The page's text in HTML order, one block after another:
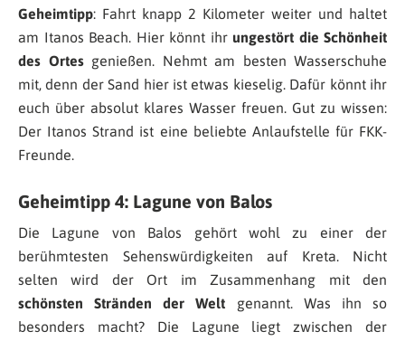
Geheimtipp: Fahrt knapp 2 Kilometer weiter und haltet
am Itanos Beach. Hier könnt ihr ungestört die Schönheit
des Ortesgenießen. Nehmt am besten Wasserschuhe
mit, denn der Sand hier ist etwas kieselig. Dafür könnt ihr
euch über absolut klares Wasser freuen. Gut zu wissen:
Der Itanos Strand ist eine beliebte Anlaufstelle für FKK-
Freunde.
Geheimtipp 4: Lagune von Balos
Die Lagune von Balos gehört wohl zu einer der
berühmtesten Sehenswürdigkeiten auf Kreta. Nicht
selten wird der Ort im Zusammenhang mit den
schönsten Stränden der Welt genannt. Was ihn so
besonders macht? Die Lagune liegt zwischen der